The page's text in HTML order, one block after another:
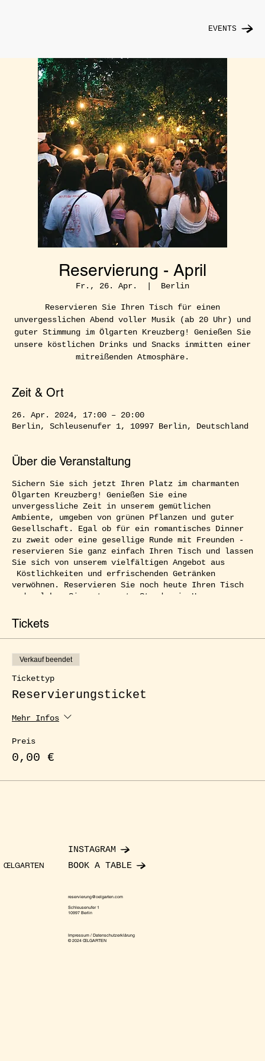
EVENTS
Reservierung - April
Fr., 26. Apr.
  |
Berlin
Reservieren Sie Ihren Tisch für einen
unvergesslichen Abend voller Musik (ab 20 Uhr) und
guter Stimmung im Ölgarten Kreuzberg! Genießen Sie
unsere köstlichen Drinks und Snacks inmitten einer
mitreißenden Atmosphäre.
Zeit & Ort
26. Apr. 2024, 17:00 – 20:00
Berlin, Schleusenufer 1, 10997 Berlin, Deutschland
Über die Veranstaltung
Sichern Sie sich jetzt Ihren Platz im charmanten
Ölgarten Kreuzberg! Genießen Sie eine
unvergessliche Zeit in unserem gemütlichen
Ambiente, umgeben von grünen Pflanzen und guter
Gesellschaft. Egal ob für ein romantisches Dinner
zu zweit oder eine gesellige Runde mit Freunden -
reservieren Sie ganz einfach Ihren Tisch und lassen
Sie sich von unserem vielfältigen Angebot aus
Köstlichkeiten und erfrischenden Getränken
verwöhnen. Reservieren Sie noch heute Ihren Tisch
und erleben Sie entspannte Stunden im Herzen von
Tickets
Verkauf beendet
Tickettyp
Reservierungsticket
Mehr Infos
Preis
0,00 €
ŒLGARTEN
INSTAGRAM
BOOK A TABLE
reservierung@oelgarten.com
Schleusenufer 1
10997 Berlin
Impressum / Datenschutzerklärung
© 2024 ŒLGARTEN